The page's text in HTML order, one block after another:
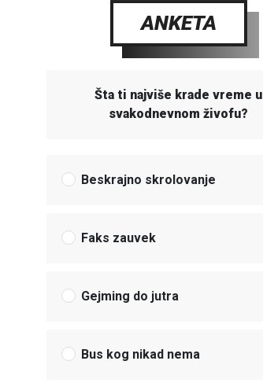
ANKETA
Šta ti najviše krade vreme u
svakodnevnom živofu?
Beskrajno skrolovanje
Faks zauvek
Gejming do jutra
Bus kog nikad nema